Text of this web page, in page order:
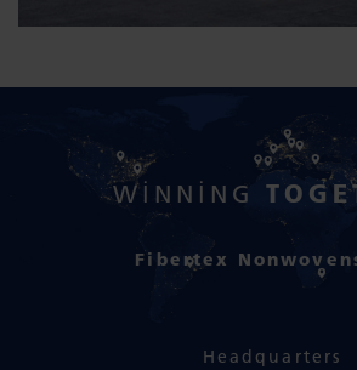
WINNING
Fibertex
Headquarters